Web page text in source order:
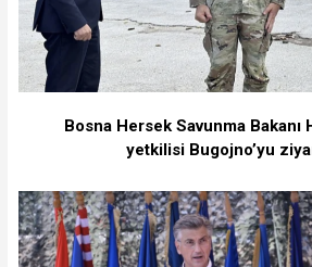
Bosna Hersek Savunma Bakanı
yetkilisi Bugojno’yu